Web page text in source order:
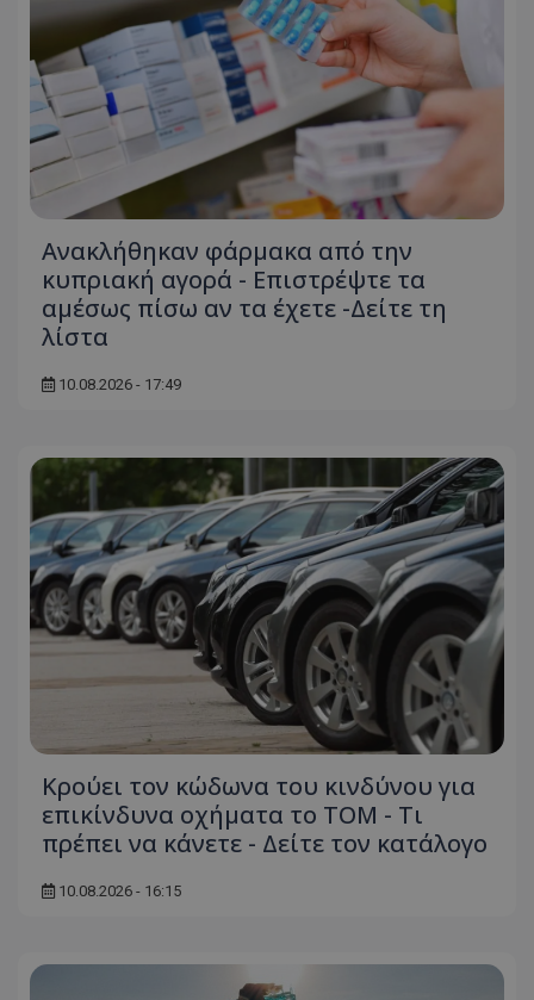
Ανακλήθηκαν φάρμακα από την
κυπριακή αγορά - Επιστρέψτε τα
αμέσως πίσω αν τα έχετε -Δείτε τη
λίστα
10.08.2026 - 17:49
Κρούει τον κώδωνα του κινδύνου για
επικίνδυνα οχήματα το ΤΟΜ - Τι
πρέπει να κάνετε - Δείτε τον κατάλογο
10.08.2026 - 16:15